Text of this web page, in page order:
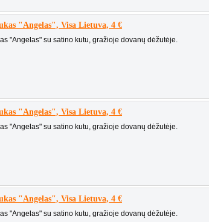
"Angelas", Visa Lietuva, 4 €
"Angelas" su satino kutu, gražioje dovanų dėžutėje.
"Angelas", Visa Lietuva, 4 €
"Angelas" su satino kutu, gražioje dovanų dėžutėje.
"Angelas", Visa Lietuva, 4 €
"Angelas" su satino kutu, gražioje dovanų dėžutėje.